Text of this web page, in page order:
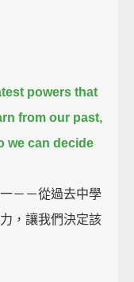
powers that
from our past,
we can decide
－－從過去中學
，讓我們決定該